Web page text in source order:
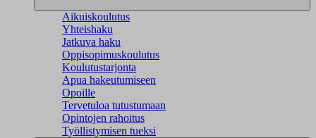
Aikuiskoulutus
Yhteishaku
Jatkuva haku
Oppisopimuskoulutus
Koulutustarjonta
Apua hakeutumiseen
Opoille
Tervetuloa tutustumaan
Opintojen rahoitus
Työllistymisen tueksi